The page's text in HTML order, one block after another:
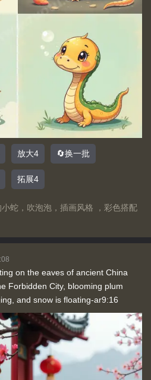
放大4 🔄换一批
拓展4
蛇，吹泡泡，插画风格 ，彩色搭配
on the eaves of ancient China
Forbidden City, blooming plum
and snow is floating-ar9:16